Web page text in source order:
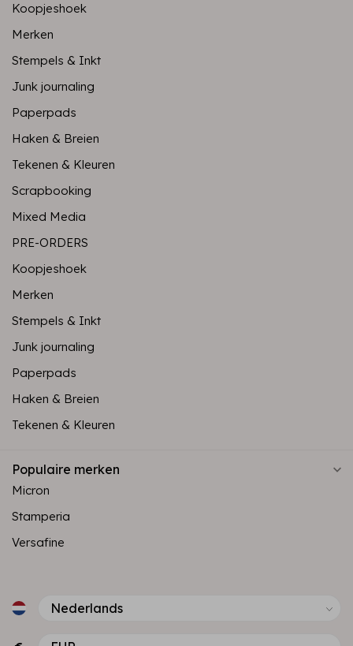
Koopjeshoek
Merken
Stempels & Inkt
Junk journaling
Paperpads
Haken & Breien
Tekenen & Kleuren
Scrapbooking
Mixed Media
PRE-ORDERS
Koopjeshoek
Merken
Stempels & Inkt
Junk journaling
Paperpads
Haken & Breien
Tekenen & Kleuren
Populaire merken
Micron
Stamperia
Versafine